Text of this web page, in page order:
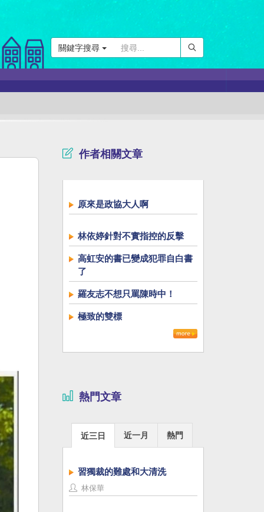
關鍵字搜尋
作者相關文章
原來是政協大人啊
林依婷針對不實指控的反擊
高虹安的書已變成犯罪自白書
了
羅友志不想只罵陳時中！
極致的雙標
熱門文章
近三日 近一月 熱門
習獨裁的難處和大清洗
林保華